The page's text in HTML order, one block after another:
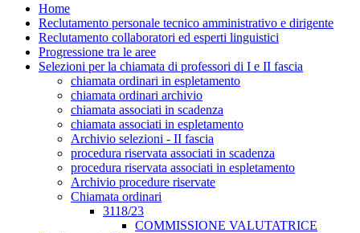
Home
Reclutamento personale tecnico amministrativo e dirigente
Reclutamento collaboratori ed esperti linguistici
Progressione tra le aree
Selezioni per la chiamata di professori di I e II fascia
chiamata ordinari in espletamento
chiamata ordinari archivio
chiamata associati in scadenza
chiamata associati in espletamento
Archivio selezioni - II fascia
procedura riservata associati in scadenza
procedura riservata associati in espletamento
Archivio procedure riservate
Chiamata ordinari
3118/23
COMMISSIONE VALUTATRICE